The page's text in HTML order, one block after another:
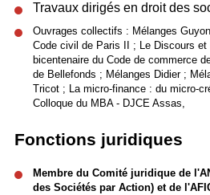
Travaux dirigés en droit des
Ouvrages collectifs : Mélanges
Code civil de Paris II ; Le Discours et
bicentenaire du Code de commerce
de Bellefonds ; Mélanges Didier ;
Tricot ; La micro-finance : du micro-
Colloque du MBA - DJCE Assas,
Fonctions juridiques
Membre du Comité juridique de
des Sociétés par Action) et de